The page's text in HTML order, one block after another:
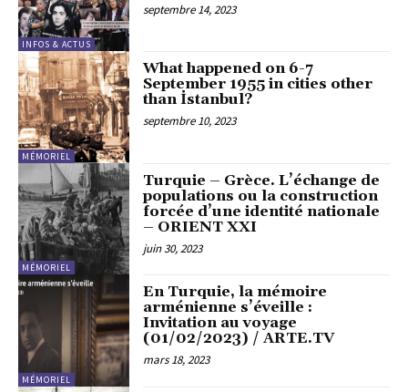
INFOS & ACTUS
septembre 14, 2023
MÉMORIEL
What happened on 6-7
September 1955 in cities other
than İstanbul?
septembre 10, 2023
MÉMORIEL
Turquie – Grèce. L’échange de
populations ou la construction
forcée d’une identité nationale
– ORIENT XXI
juin 30, 2023
MÉMORIEL
En Turquie, la mémoire
arménienne s’éveille :
Invitation au voyage
(01/02/2023) / ARTE.TV
mars 18, 2023